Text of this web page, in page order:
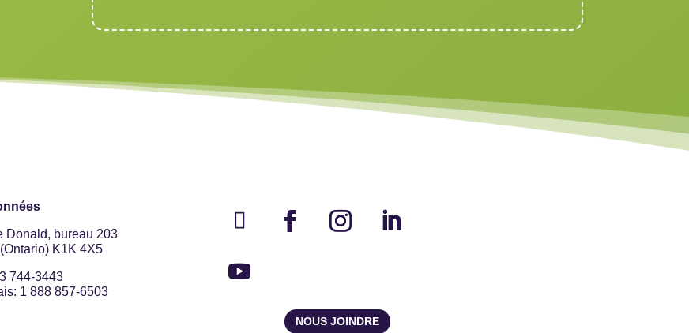
Donald, bureau 203
K1K 4X5
744-3443
1 888 857-6503
NOUS JOINDRE